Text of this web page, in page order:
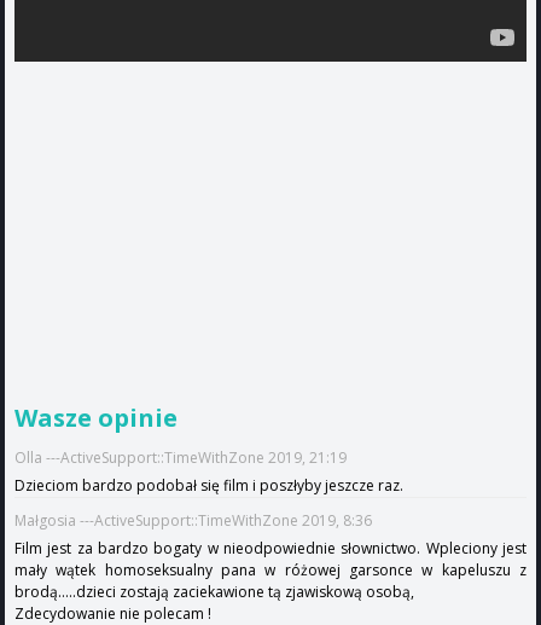
Wasze opinie
Olla ---ActiveSupport::TimeWithZone 2019, 21:19
Dzieciom bardzo podobał się film i poszłyby jeszcze raz.
Małgosia ---ActiveSupport::TimeWithZone 2019, 8:36
Film jest za bardzo bogaty w nieodpowiednie słownictwo. Wpleciony jest
mały wątek homoseksualny pana w różowej garsonce w kapeluszu z
brodą.....dzieci zostają zaciekawione tą zjawiskową osobą,
Zdecydowanie nie polecam !